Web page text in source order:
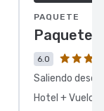
PAQUETE
Paquetes
6.0
Saliendo
Hotel + Vuelo